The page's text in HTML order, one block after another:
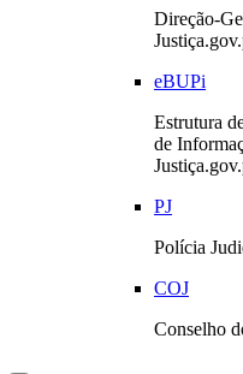
Direção-
eBUPi
Estrutura
de
PJ
Polícia
COJ
Conselho